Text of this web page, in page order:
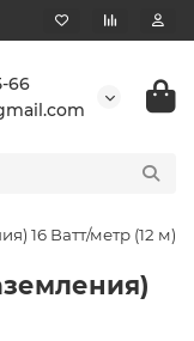
66
16 Ватт/метр (12 м)